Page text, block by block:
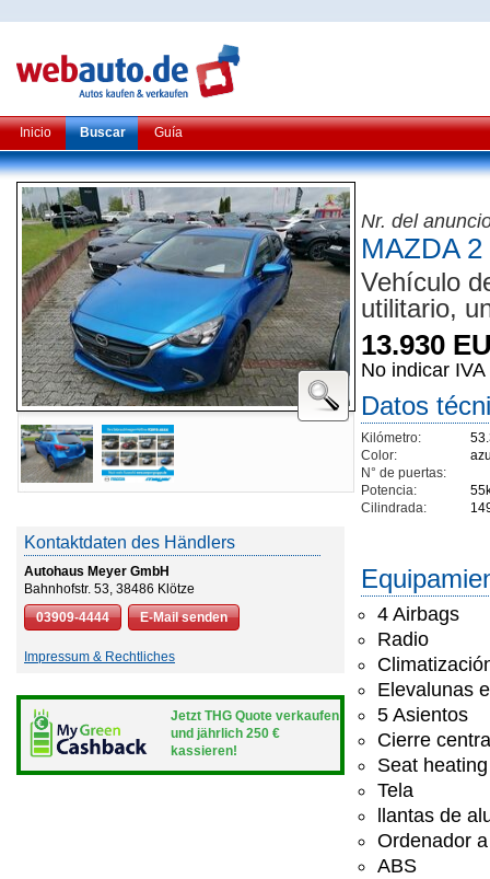
Inicio Buscar Guía
Kontaktdaten des Händlers
Autohaus Meyer GmbH
Bahnhofstr. 53, 38486 Klötze
03909-4444
E-Mail senden
Impressum & Rechtliches
Jetzt THG Quote verkaufen
und jährlich 250 €
kassieren!
Nr. del
MAZDA 2
Vehículo
utilitario,
13.930
No indicar IVA
Datos
Kilómetro:
Color:
N° de puertas:
Potencia:
Cilindrada:
4 Airbags
Radio
Elevalunas
5 Asientos
Cierre
Seat heating
Tela
llantas de
Ordenador
ABS